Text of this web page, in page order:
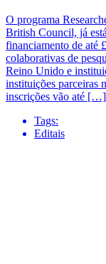
O programa
British Council, já
financiamento de até
colaborativas de
Reino Unido e
instituições parceiras
inscrições vão até […]
Tags:
Editais